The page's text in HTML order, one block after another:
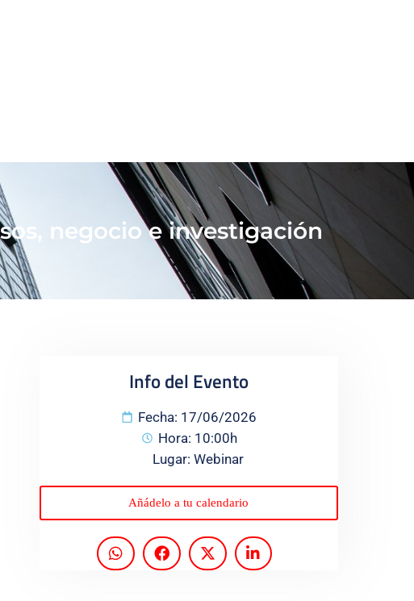
negocio e investigación
Info del Evento
Fecha: 17/06/2026
Hora: 10:00h
Lugar: Webinar
Añádelo a tu calendario